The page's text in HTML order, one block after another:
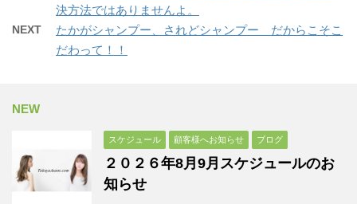
決方法ではありませんよ。
NEXT
たかがシャンプー、されどシャンプー だからこそこ
だわって！！
NEW
スケジュール 顧客様へお知らせ ブログ
２０２６年8月9月スケジュールのお
知らせ